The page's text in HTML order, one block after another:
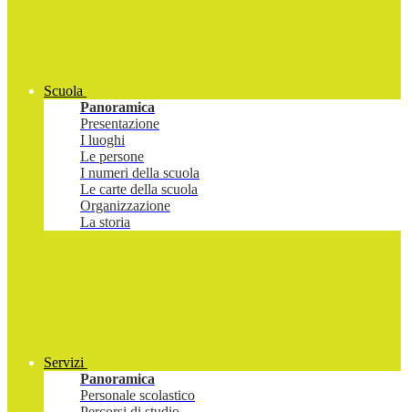
Scuola
Panoramica
Presentazione
I luoghi
Le persone
I numeri della scuola
Le carte della scuola
Organizzazione
La storia
Servizi
Panoramica
Personale scolastico